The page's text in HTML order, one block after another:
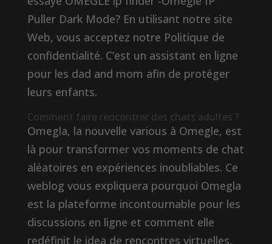
Puller Dark Mode? En utilisant notre site
Web, vous acceptez notre Politique de
confidentialité. C’est un assistant en ligne
pour les dad and mom afin de protéger
leurs enfants.
Comment faire rencontrer des chats adultes ?
Omegla, la nouvelle various à Omegle, est
là pour transformer vos moments de chat
aléatoires en expériences inoubliables. Ce
weblog vous expliquera pourquoi Omegla
est la plateforme incontournable pour les
discussions en ligne et comment elle
redéfinit le idea de rencontres virtuelles.